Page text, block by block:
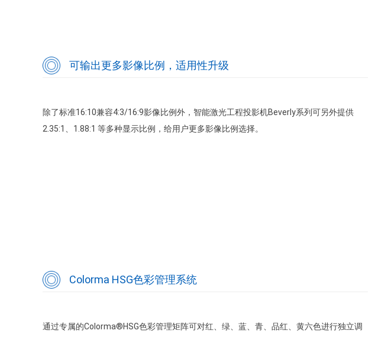
可输出更多影像比例，适用性升级
除了标准16:10兼容4:3/16:9影像比例外，智能激光工程投影机Beverly系列可另外提供
2.35:1、1.88:1 等多种显示比例，给用户更多影像比例选择。
Colorma HSG色彩管理系统
通过专属的Colorma®HSG色彩管理矩阵可对红、绿、蓝、青、品红、黄六色进行独立调